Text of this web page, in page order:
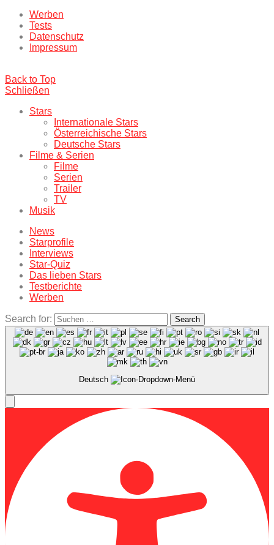
Werben
Tests
Datenschutz
Impressum
Back to Top
Schließen
Stars
Internationale Stars
Österreichische Stars
Deutsche Stars
Filme & Serien
Filme
Serien
Trailer
TV
Musik
News
Starprofile
Interviews
Star-Quiz
Das lieben Stars
Testberichte
Werben
Search for: Search
Deutsch